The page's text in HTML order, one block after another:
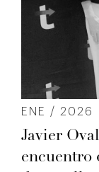
ENE / 2026
Javier
encuentro